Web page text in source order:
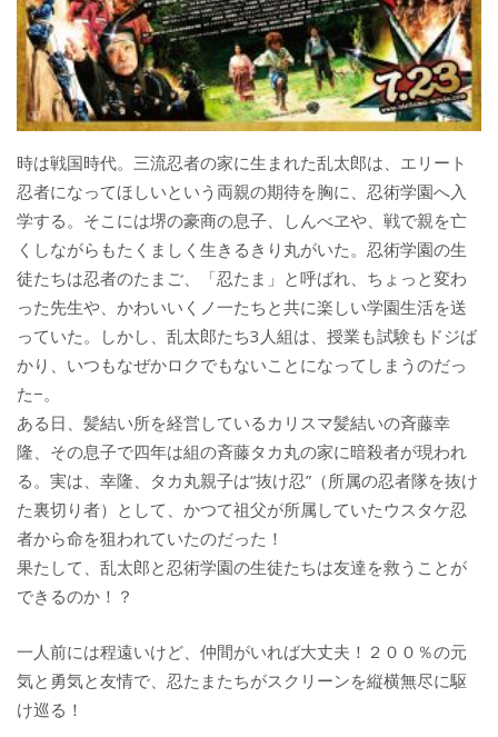
時は戦国時代。三流忍者の家に生まれた乱太郎は、エリート
忍者になってほしいという両親の期待を胸に、忍術学園へ入
学する。そこには堺の豪商の息子、しんべヱや、戦で親を亡
くしながらもたくましく生きるきり丸がいた。忍術学園の生
徒たちは忍者のたまご、「忍たま」と呼ばれ、ちょっと変わ
った先生や、かわいいくノ一たちと共に楽しい学園生活を送
っていた。しかし、乱太郎たち3人組は、授業も試験もドジば
かり、いつもなぜかロクでもないことになってしまうのだっ
た−。
ある日、髪結い所を経営しているカリスマ髪結いの斉藤幸
隆、その息子で四年は組の斉藤タカ丸の家に暗殺者が現われ
る。実は、幸隆、タカ丸親子は“抜け忍”（所属の忍者隊を抜け
た裏切り者）として、かつて祖父が所属していたウスタケ忍
者から命を狙われていたのだった！
果たして、乱太郎と忍術学園の生徒たちは友達を救うことが
できるのか！？
一人前には程遠いけど、仲間がいれば大丈夫！２００％の元
気と勇気と友情で、忍たまたちがスクリーンを縦横無尽に駆
け巡る！